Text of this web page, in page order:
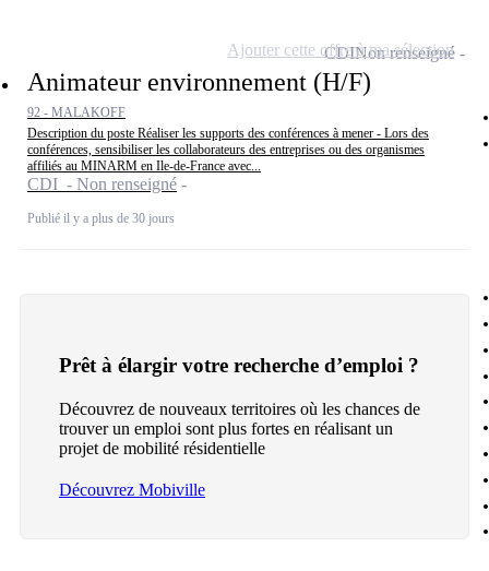
Animateur environnement (H/F)
92 - MALAKOFF
Description du poste Réaliser les supports des conférences à mener - Lors des
conférences, sensibiliser les collaborateurs des entreprises ou des organismes
affiliés au MINARM en Ile-de-France avec...
CDI - Non renseigné
Publié il y a plus de 30 jours
CDINon renseigné
Ajouter cette offre à ma sélection
Prêt à élargir votre recherche d’emploi ?
Découvrez de nouveaux territoires où les chances de
trouver un emploi sont plus fortes en réalisant un
projet de mobilité résidentielle
Découvrez Mobiville